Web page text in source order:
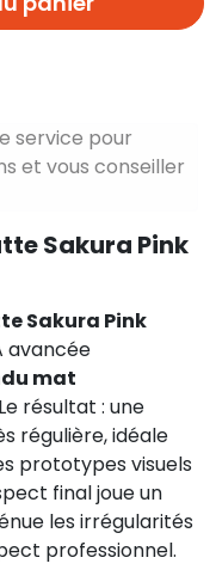
service pour
et vous conseiller
Sakura Pink
Sakura Pink
avancée
mat
résultat : une
régulière, idéale
prototypes visuels
final joue un
les irrégularités
professionnel.